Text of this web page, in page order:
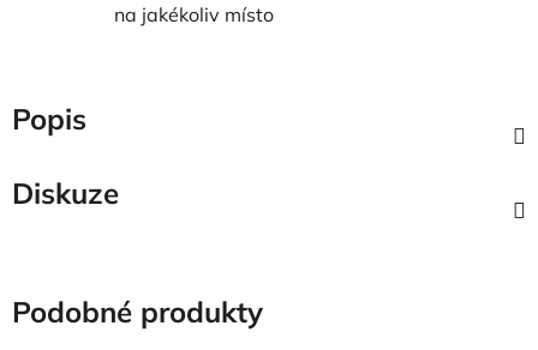
na jakékoliv místo
Popis
Diskuze
Podobné produkty